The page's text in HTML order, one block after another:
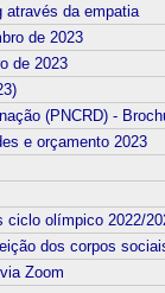
através da empatia
de 2023
de 2023
(PNCRD) -
e orçamento 2023
ciclo olímpico 2022/
dos corpos
Zoom